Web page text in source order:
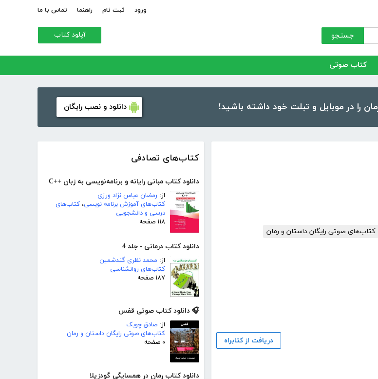
ورود ثبت نام راهنما تماس با ما
جستجو آپلود کتاب
کتاب صوتی
دانلود و نصب رایگان
کتاب‌های تصادفی
دانلود کتاب مبانی رایانه و برنامه‌نویسی به زبان ++C
از: رمضان عباس نژاد ورزی
کتاب‌های آموزش برنامه نویسی، کتاب‌های
درسی و دانشجویی
۱۱۸ صفحه
دانلود کتاب درمانی - جلد 4
از: محمد نظری گندشمین
کتاب‌های روانشناسی
۱۸۷ صفحه
🎧 دانلود کتاب صوتی قفس
از: صادق چوبک
کتاب‌های صوتی رایگان داستان و رمان
۰ صفحه
دانلود کتاب رمان در همسایگی گودزیلا
کتاب‌های صوتی رایگان داستان و رمان
دریافت از کتابراه